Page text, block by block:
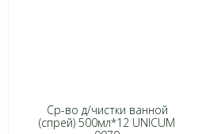
Ср-во д/чистки ванной
(спрей) 500мл*12 UNICUM